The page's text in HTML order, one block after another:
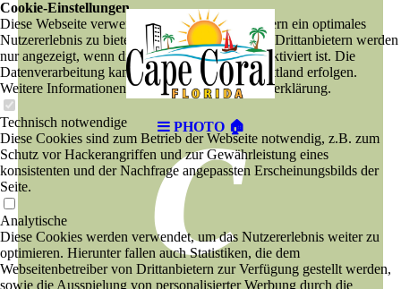
PHOTO 🏠
c
Cookie-Einstellungen
Diese Webseite verwendet Cookies, um Besuchern ein optimales
Nutzererlebnis zu bieten. Bestimmte Inhalte von Drittanbietern werden
nur angezeigt, wenn die entsprechende Option aktiviert ist. Die
Datenverarbeitung kann dann auch in einem Drittland erfolgen.
Weitere Informationen hierzu in der Datenschutzerklärung.
Technisch notwendige
Diese Cookies sind zum Betrieb der Webseite notwendig, z.B. zum
Schutz vor Hackerangriffen und zur Gewährleistung eines
konsistenten und der Nachfrage angepassten Erscheinungsbilds der
Seite.
Analytische
Diese Cookies werden verwendet, um das Nutzererlebnis weiter zu
optimieren. Hierunter fallen auch Statistiken, die dem
Webseitenbetreiber von Drittanbietern zur Verfügung gestellt werden,
sowie die Ausspielung von personalisierter Werbung durch die